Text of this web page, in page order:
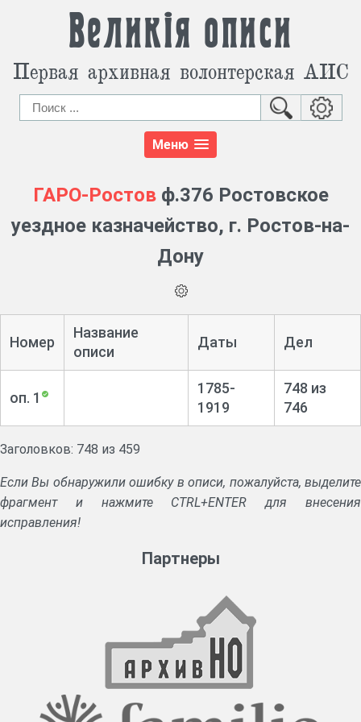
Великія описи
Первая архивная волонтерская АИС
Меню
ГАРО-Ростовф.376 Ростовское
уездное казначейство, г. Ростов-на-
Дону
Номер
Название
описи
Даты Дел
оп. 1
1785-
1919
748 из
746
Заголовков: 748 из 459
Если Вы обнаружили ошибку в описи, пожалуйста, выделите
фрагмент и нажмите CTRL+ENTER для внесения
исправления!
Партнеры